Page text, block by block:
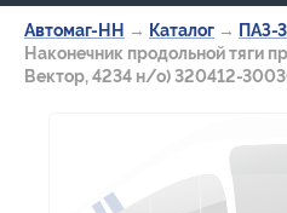
Автомаг-НН → Каталог → ПАЗ-
Наконечник продольной тяги
Вектор, 4234 н/о) 320412-